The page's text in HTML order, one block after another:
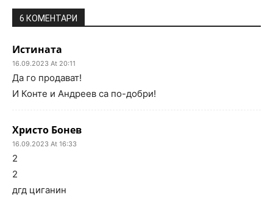
6 КОМЕНТАРИ
Истината
16.09.2023 At 20:11
Да го продават!
И Конте и Андреев са по-добри!
Христо Бонев
16.09.2023 At 16:33
2
2
дгд циганин